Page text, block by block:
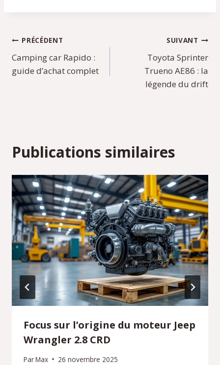
Navigation
de
PRÉCÉDENT
Camping car Rapido :
guide d’achat complet
SUIVANT
Toyota Sprinter
Trueno AE86 : la
légende du drift
Publications similaires
Focus sur l’origine du moteur Jeep
Wrangler 2.8 CRD
ParMax 26 novembre 2025